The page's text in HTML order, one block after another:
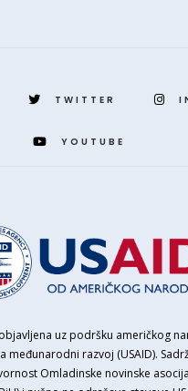
TWITTER
YOUTUBE
uz podršku američkog
međunarodni razvoj (USAID).
Omladinske novinske